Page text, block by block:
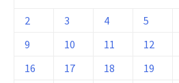
2
3 4 5
9
10 11 12
16
17 18 19